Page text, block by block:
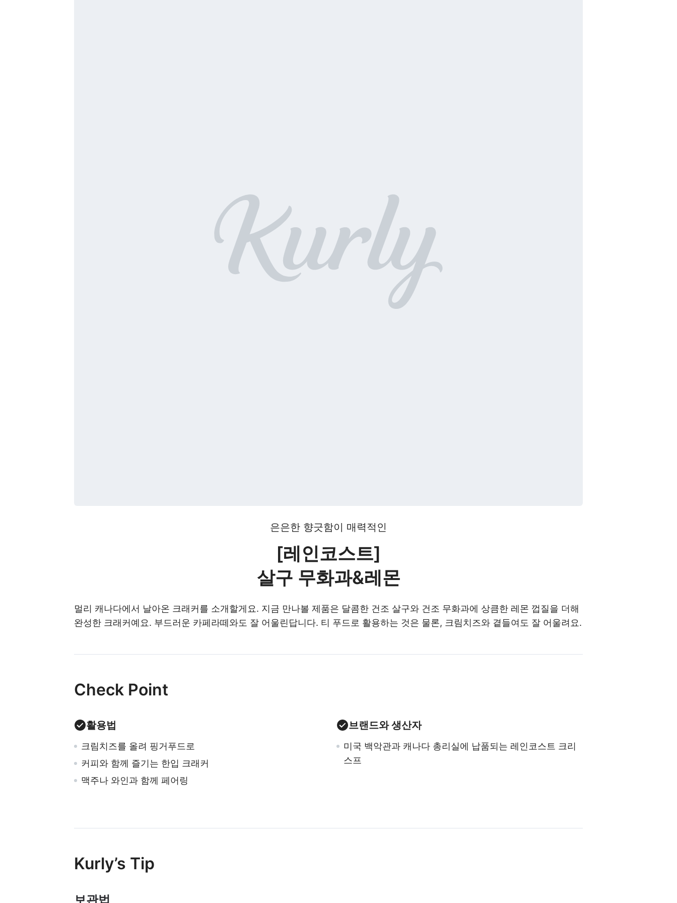
은은한 향긋함이 매력적인
[레인코스트]
살구 무화과&레몬
멀리 캐나다에서 날아온 크래커를 소개할게요. 지금 만나볼 제품은 달콤한 건조 살구와 건조 무화과에 상큼한 레몬 껍질을 더해
완성한 크래커예요. 부드러운 카페라떼와도 잘 어울린답니다. 티 푸드로 활용하는 것은 물론, 크림치즈와 곁들여도 잘 어울려요.
Check Point
활용법
크림치즈를 올려 핑거푸드로
커피와 함께 즐기는 한입 크래커
맥주나 와인과 함께 페어링
브랜드와 생산자
미국 백악관과 캐나다 총리실에 납품되는 레인코스트 크리
스프
Kurly’s Tip
보관법